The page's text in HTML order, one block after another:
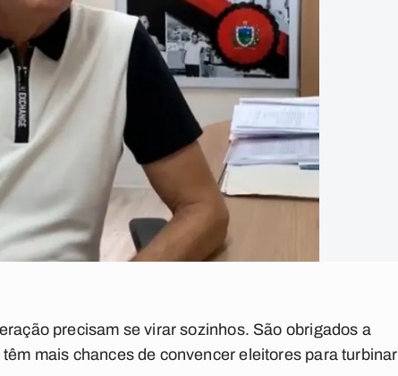
precisam se virar sozinhos. São obrigados a
mais chances de convencer eleitores para turbinar